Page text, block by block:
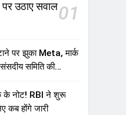
पर उठाए सवाल01
पर झुका Meta, मार्क
समिति की
के नोट! RBI ने शुरू
कब होंगे जारी